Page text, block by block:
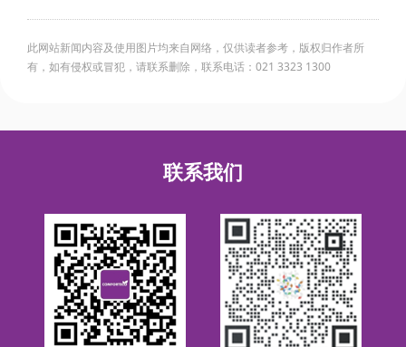
此网站新闻内容及使用图片均来自网络，仅供读者参考，版权归作者所
有，如有侵权或冒犯，请联系删除，联系电话：021 3323 1300
联系我们